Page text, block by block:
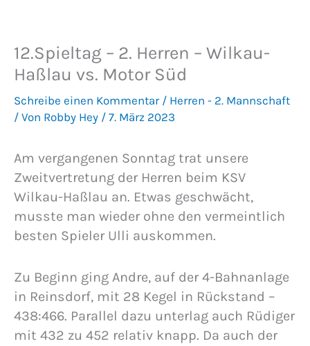
12.Spieltag – 2. Herren – Wilkau-
Haßlau vs. Motor Süd
Schreibe einen Kommentar / Herren - 2. Mannschaft
/ Von Robby Hey / 7. März 2023
Am vergangenen Sonntag trat unsere
Zweitvertretung der Herren beim KSV
Wilkau-Haßlau an. Etwas geschwächt,
musste man wieder ohne den vermeintlich
besten Spieler Ulli auskommen.
Zu Beginn ging Andre, auf der 4-Bahnanlage
in Reinsdorf, mit 28 Kegel in Rückstand –
438:466. Parallel dazu unterlag auch Rüdiger
mit 432 zu 452 relativ knapp. Da auch der